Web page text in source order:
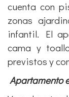
dos
terraza. La
cuenta con
zonas
infantil. El
cama y